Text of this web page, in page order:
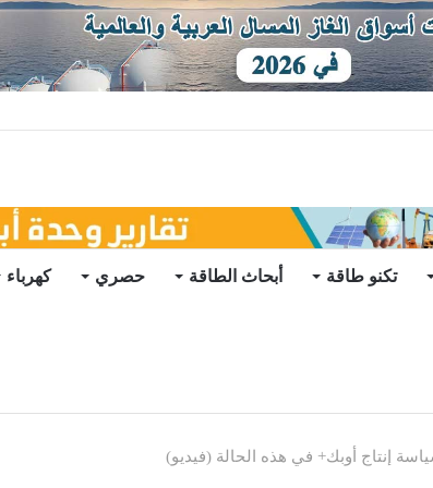
تكنو طاقة أبحاث الطاقة حصري كهرباء
إنتاج أوبك+ في هذه الحالة (فيديو)